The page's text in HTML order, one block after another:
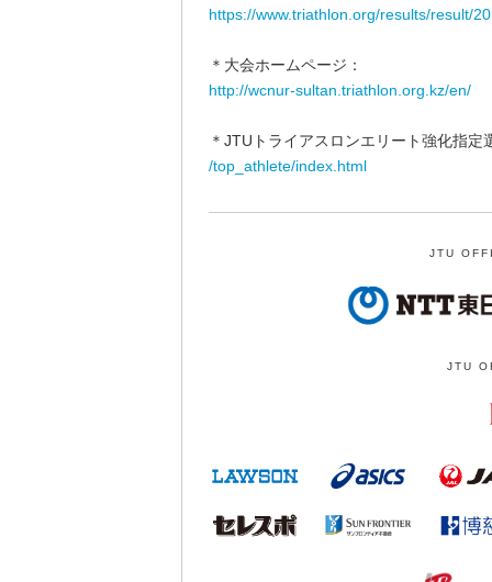
https://www.triathlon.org/results/result/
＊大会ホームページ：
http://wcnur-sultan.triathlon.org.kz/en/
＊JTUトライアスロンエリート強化指定
/top_athlete/index.html
JTU
JTU